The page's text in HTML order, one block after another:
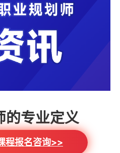
的专业定义
程报名咨询>>